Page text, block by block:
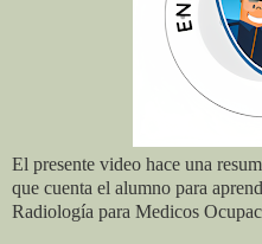
El presente video hace una
que cuenta el alumno para
Radiología para Medicos